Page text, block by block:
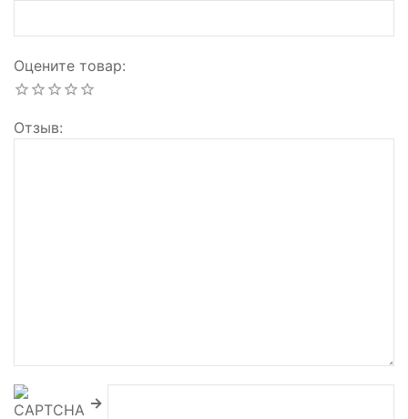
Оцените товар
Отзыв
→